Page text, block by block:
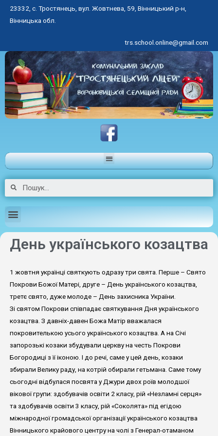
23332, с. Тростянець, вул. Жовтнева, 59, Вінницький р-н,
Вінницька обл.
trs.school.online@gmail.com
День українського козацтва
1 жовтня українці святкують одразу три свята. Перше – Свято
Покрови Божої Матері, друге – День українського козацтва,
третє свято, дуже молоде – День захисника України.
Зі святом Покрови співпадає святкування Дня українського
козацтва. З давніх-давен Божа Матір вважалася
покровителькою усього українського козацтва. А на Січі
запорозькі козаки збудували церкву на честь Покрови
Богородиці з її іконою. І до речі, саме у цей день, козаки
збирали Велику раду, на котрій обирали гетьмана. Саме тому
сьогодні відбулася посвята у Джури двох роїв молодшої
вікової групи: здобувачів освіти 2 класу, рій «Незламні серця»
та здобувачів освіти 3 класу, рій «Соколята» під егідою
міжнародної громадської організації українського козацтва
Вінницького крайового центру на чолі з Генерал-отаманом